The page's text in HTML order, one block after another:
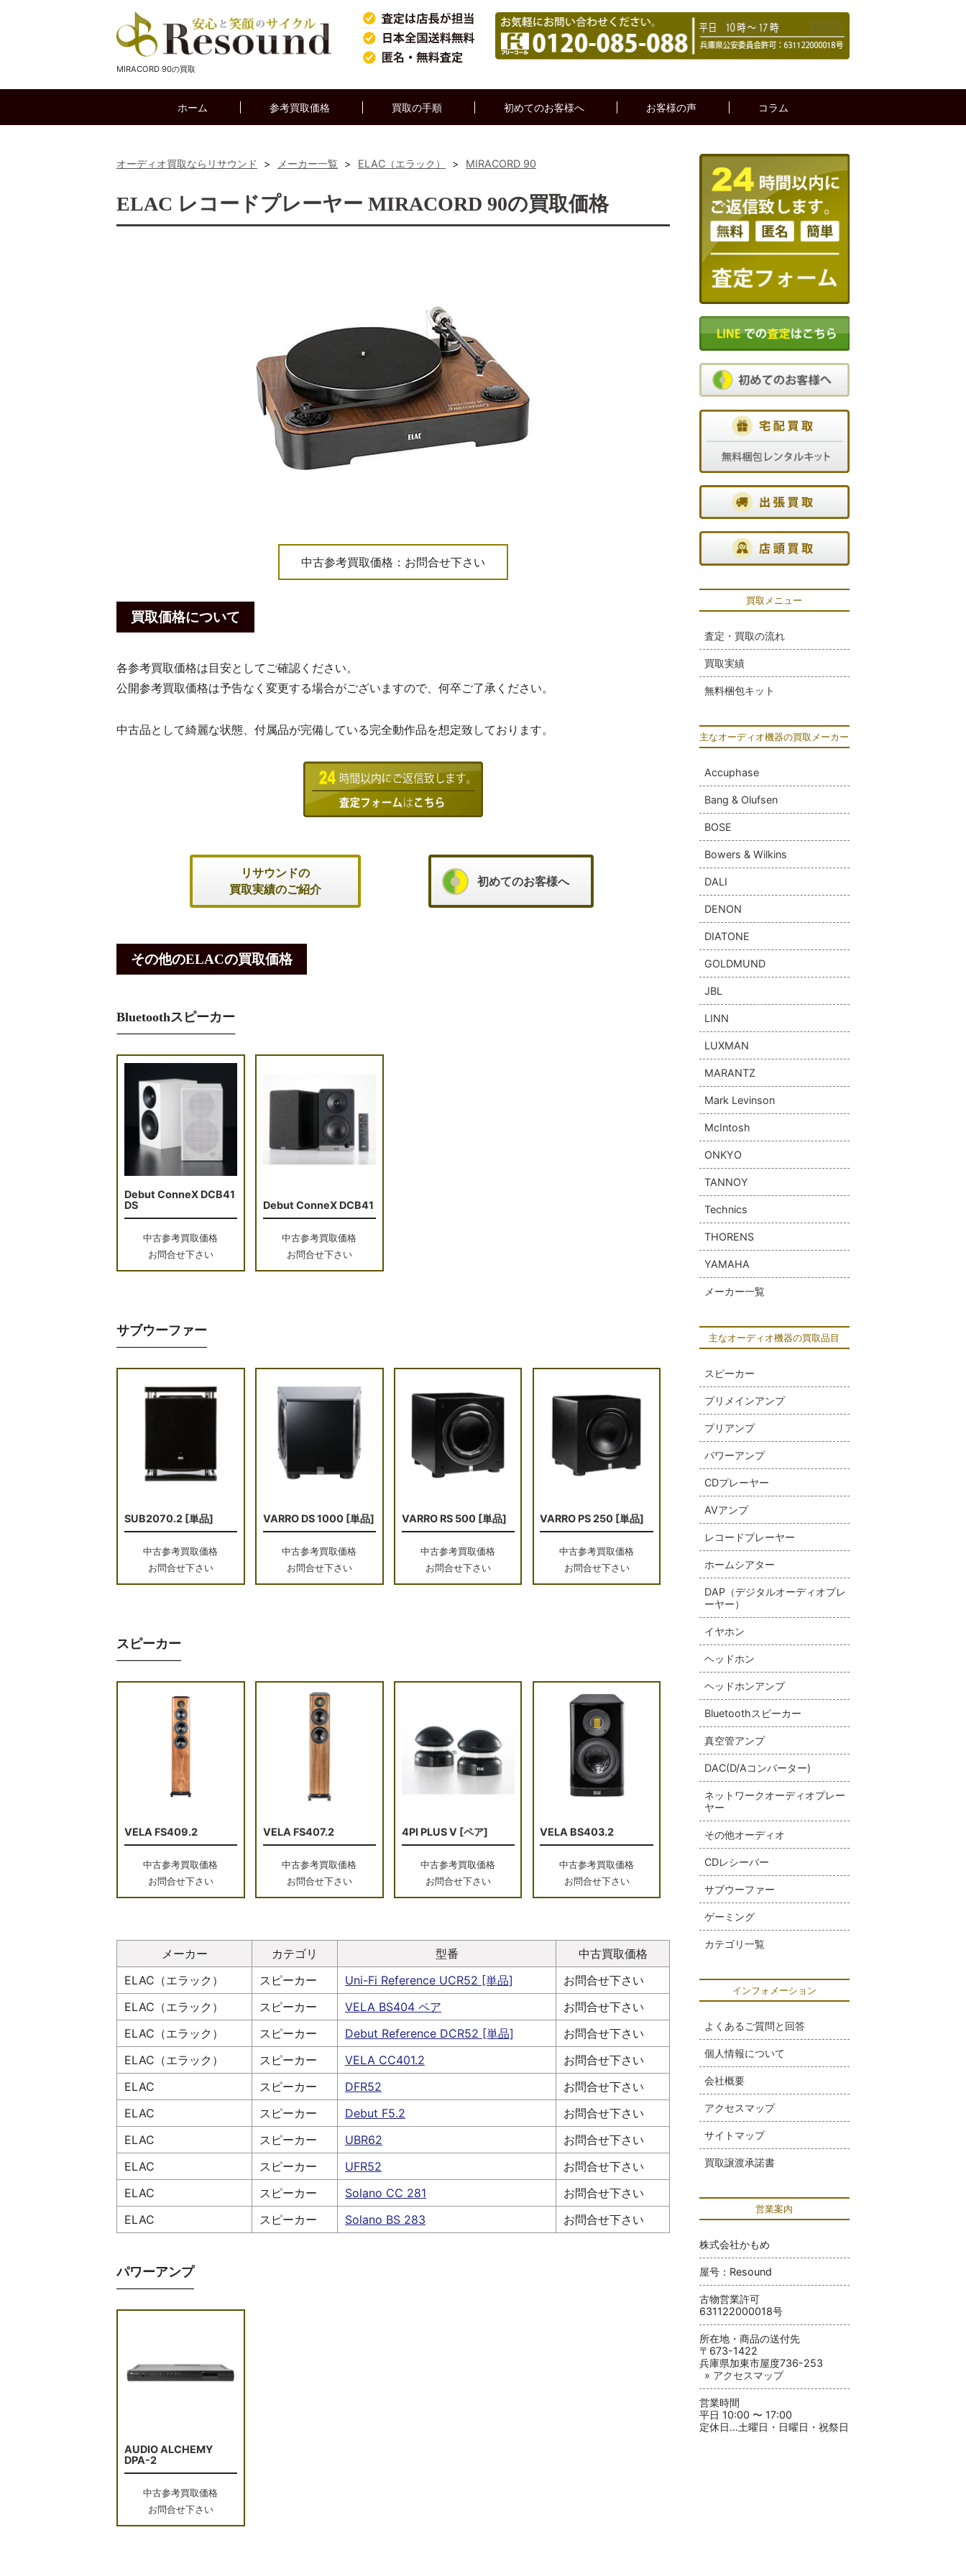
MIRACORD 90の買取
ホーム 参考買取価格 買取の手順 初めてのお客様へ お客様の声 コラム
オーディオ買取ならリサウンド > メーカー一覧 > ELAC（エラック） > MIRACORD 90
ELAC レコードプレーヤー MIRACORD 90の買取価格
中古参考買取価格：お問合せ下さい
買取価格について
各参考買取価格は目安としてご確認ください。
公開参考買取価格は予告なく変更する場合がございますので、何卒ご了承ください。
中古品として綺麗な状態、付属品が完備している完全動作品を想定致しております。
リサウンドの
買取実績のご紹介
初めてのお客様へ
その他のELACの買取価格
Bluetoothスピーカー
Debut ConneX DCB41
DS
中古参考買取価格
お問合せ下さい
Debut ConneX DCB41
中古参考買取価格
お問合せ下さい
サブウーファー
SUB2070.2 [単品]
中古参考買取価格
お問合せ下さい
VARRO DS 1000 [単品]
中古参考買取価格
お問合せ下さい
VARRO RS 500 [単品]
中古参考買取価格
お問合せ下さい
VARRO PS 250 [単品]
中古参考買取価格
お問合せ下さい
スピーカー
VELA FS409.2
中古参考買取価格
お問合せ下さい
VELA FS407.2
中古参考買取価格
お問合せ下さい
4PI PLUS V [ペア]
中古参考買取価格
お問合せ下さい
VELA BS403.2
中古参考買取価格
お問合せ下さい
メーカー カテゴリ 型番
中古買取価格
ELAC（エラック）
スピーカー Uni-Fi Reference UCR52 [単品]
お問合せ下さい
ELAC（エラック）
スピーカー VELA BS404 ペア
お問合せ下さい
ELAC（エラック）
スピーカー Debut Reference DCR52 [単品]
お問合せ下さい
ELAC（エラック）
スピーカー VELA CC401.2
お問合せ下さい
ELAC
スピーカー DFR52
お問合せ下さい
ELAC
スピーカー Debut F5.2
お問合せ下さい
ELAC
スピーカー UBR62
お問合せ下さい
ELAC
スピーカー UFR52
お問合せ下さい
ELAC
スピーカー Solano CC 281
お問合せ下さい
ELAC
スピーカー Solano BS 283 お問合せ下さい
パワーアンプ
AUDIO ALCHEMY
DPA-2
中古参考買取価格
お問合せ下さい
買取メニュー
査定・買取の流れ
買取実績
無料梱包キット
主なオーディオ機器の買取メーカー
Accuphase
Bang & Olufsen
BOSE
Bowers & Wilkins
DALI
DENON
DIATONE
GOLDMUND
JBL
LINN
LUXMAN
MARANTZ
Mark Levinson
McIntosh
ONKYO
TANNOY
Technics
THORENS
YAMAHA
メーカー一覧
主なオーディオ機器の買取品目
スピーカー
プリメインアンプ
プリアンプ
パワーアンプ
CDプレーヤー
AVアンプ
レコードプレーヤー
ホームシアター
DAP（デジタルオーディオプレ
ーヤー）
イヤホン
ヘッドホン
ヘッドホンアンプ
Bluetoothスピーカー
真空管アンプ
DAC(D/Aコンバーター)
ネットワークオーディオプレー
ヤー
その他オーディオ
CDレシーバー
サブウーファー
ゲーミング
カテゴリ一覧
インフォメーション
よくあるご質問と回答
個人情報について
会社概要
アクセスマップ
サイトマップ
買取譲渡承諾書
営業案内
株式会社かもめ
屋号：Resound
古物営業許可
631122000018号
所在地・商品の送付先
〒673-1422
兵庫県加東市屋度736-253
» アクセスマップ
営業時間
平日 10:00 〜 17:00
定休日…土曜日・日曜日・祝祭日